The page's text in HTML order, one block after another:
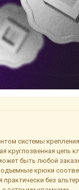
системы
круглозвенная цепь
быть любой
крюки
без